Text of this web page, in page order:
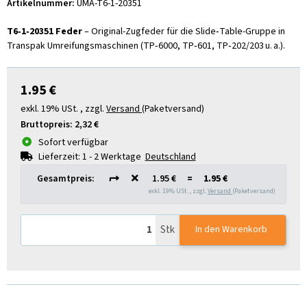
Artikelnummer: UMA-T6-1-20351
T6‑1‑20351 Feder– Original-Zugfeder für die Slide‑Table-Gruppe in
Transpak Umreifungsmaschinen (TP‑6000, TP‑601, TP‑202/203 u. a.).
Sofort verfügbar
Lieferzeit: 1 - 2 Werktage Deutschland
Gesamtpreis:
1.95 € = 1.95 €
exkl. 19% USt. , zzgl.Versand (Paketversand)
Stk In den Warenkorb
1.95 €
exkl. 19% USt. , zzgl. Versand (Paketversand)
Bruttopreis: 2,32 €